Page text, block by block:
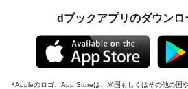
dブックアプリのダウンロ
Appleのロゴ、App Storeは、米国もしくはその他の国